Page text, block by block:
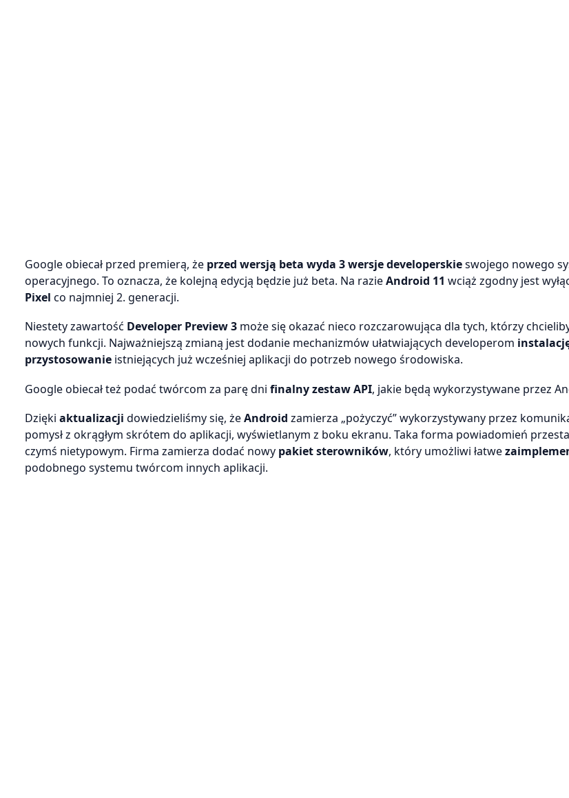
Google obiecał przed premierą, że przed wersją beta wyda 3 wersje developerskieswojego nowego
operacyjnego. To oznacza, że kolejną edycją będzie już beta. Na razieAndroid 11 wciąż zgodny jest
Pixel co najmniej 2. generacji.
Niestety zawartość Developer Preview 3 może się okazać nieco rozczarowująca dla tych, którzy
nowych funkcji. Najważniejszą zmianą jest dodanie mechanizmów ułatwiających developerom
przystosowanie istniejących już wcześniej aplikacji do potrzeb nowego środowiska.
Google obiecał też podać twórcom za parę dni finalny zestaw API, jakie będą wykorzystywane przez
Dzięki aktualizacji dowiedzieliśmy się, żeAndroid zamierza „pożyczyć” wykorzystywany przez
pomysł z okrągłym skrótem do aplikacji, wyświetlanym z boku ekranu. Taka forma powiadomień
czymś nietypowym. Firma zamierza dodać nowy pakiet sterowników, który umożliwi łatwe
podobnego systemu twórcom innych aplikacji.